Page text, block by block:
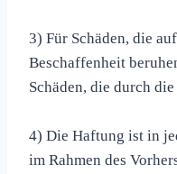
3) Für Schäden, die
Beschaffenheit
Schäden, die durch
4) Die Haftung ist in
im Rahmen des